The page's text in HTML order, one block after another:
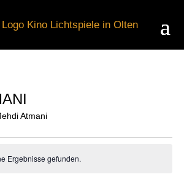
Atmani
Ergebnisse gefunden.